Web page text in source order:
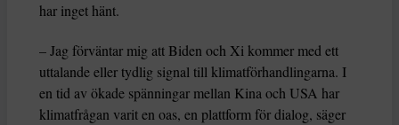
har inget hänt.
– Jag förväntar mig att Biden och Xi kommer med ett
uttalande eller tydlig signal till klimatförhandlingarna. I
en tid av ökade spänningar mellan Kina och USA har
klimatfrågan varit en oas, en plattform för dialog, säger